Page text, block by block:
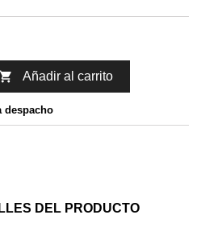
Añadir al carrito
despacho
DEL PRODUCTO